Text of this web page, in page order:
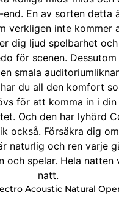
Acoustic Natural